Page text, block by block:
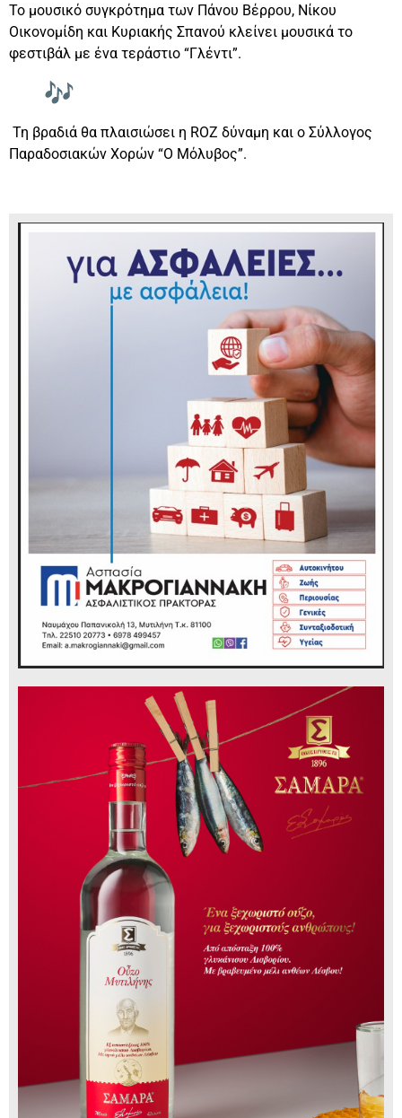
Το μουσικό συγκρότημα των Πάνου Βέρρου, Νίκου
Οικονομίδη και Κυριακής Σπανού κλείνει μουσικά το
φεστιβάλ με ένα τεράστιο “Γλέντι”.
Τη βραδιά θα πλαισιώσει η ROZ δύναμη και ο Σύλλογος
Παραδοσιακών Χορών “Ο Μόλυβος”.